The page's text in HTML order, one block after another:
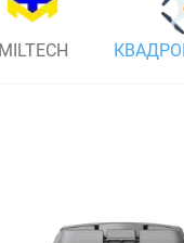
MILTECH